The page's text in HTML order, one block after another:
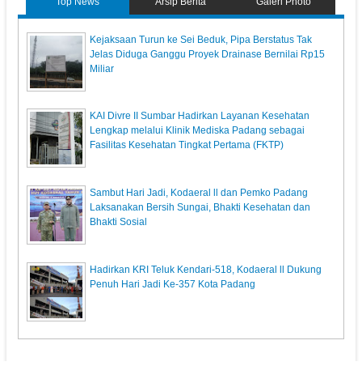
Kejaksaan Turun ke Sei Beduk, Pipa Berstatus Tak
Jelas Diduga Ganggu Proyek Drainase Bernilai Rp15
Miliar
KAI Divre II Sumbar Hadirkan Layanan Kesehatan
Lengkap melalui Klinik Mediska Padang sebagai
Fasilitas Kesehatan Tingkat Pertama (FKTP)
Sambut Hari Jadi, Kodaeral ll dan Pemko Padang
Laksanakan Bersih Sungai, Bhakti Kesehatan dan
Bhakti Sosial
Hadirkan KRI Teluk Kendari-518, Kodaeral ll Dukung
Penuh Hari Jadi Ke-357 Kota Padang